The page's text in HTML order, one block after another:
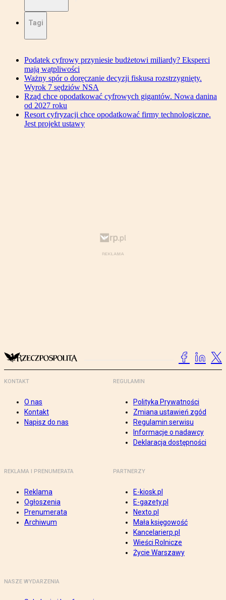
Tagi
Podatek cyfrowy przyniesie budżetowi miliardy? Eksperci
mają wątpliwości
Ważny spór o doręczanie decyzji fiskusa rozstrzygnięty.
Wyrok 7 sędziów NSA
Rząd chce opodatkować cyfrowych gigantów. Nowa danina
od 2027 roku
Resort cyfryzacji chce opodatkować firmy technologiczne.
Jest projekt ustawy
KONTAKT
O nas
Kontakt
Napisz do nas
REGULAMIN
Polityka Prywatności
Zmiana ustawień zgód
Regulamin serwisu
Informacje o nadawcy
Deklaracja dostępności
REKLAMA I PRENUMERATA
Reklama
Ogłoszenia
Prenumerata
Archiwum
PARTNERZY
E-kiosk.pl
E-gazety.pl
Nexto.pl
Mała księgowość
Kancelarierp.pl
Wieści Rolnicze
Życie Warszawy
NASZE WYDARZENIA